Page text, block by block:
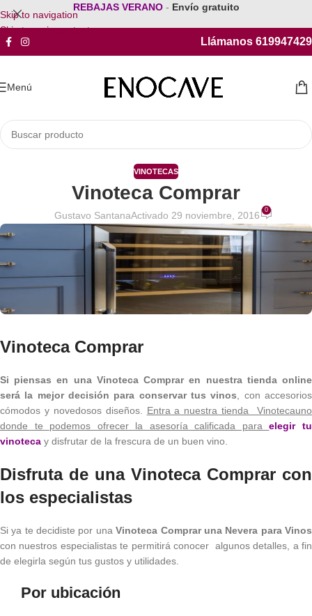
Skip to navigation
Skip to main content
REBAJAS VERANO - Envío gratuito
Llámanos 619947429
Menú
VINOTECAS
Vinoteca Comprar
Gustavo SantanaActivado 29 noviembre, 2016 0
Vinoteca Comprar
Si piensas en una Vinoteca Comprar en nuestra tienda online
será la mejor decisión para conservar tus vinos , con accesorios
cómodos y novedosos diseños. Entra a nuestra tienda Vinotecauno
donde te podemos ofrecer la asesoría calificada paraelegir tu
vinoteca y disfrutar de la frescura de un buen vino.
Disfruta de una Vinoteca Comprar con
los especialistas
Si ya te decidiste por unaVinoteca Comprar una Nevera para Vinos
con nuestros especialistas te permitirá conocer algunos detalles, a fin
de elegirla según tus gustos y utilidades.
Por ubicación